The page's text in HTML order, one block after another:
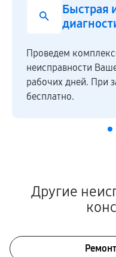
Быстрая
Проведем
неисправности
рабочих дней. При
бесплатно.
Другие